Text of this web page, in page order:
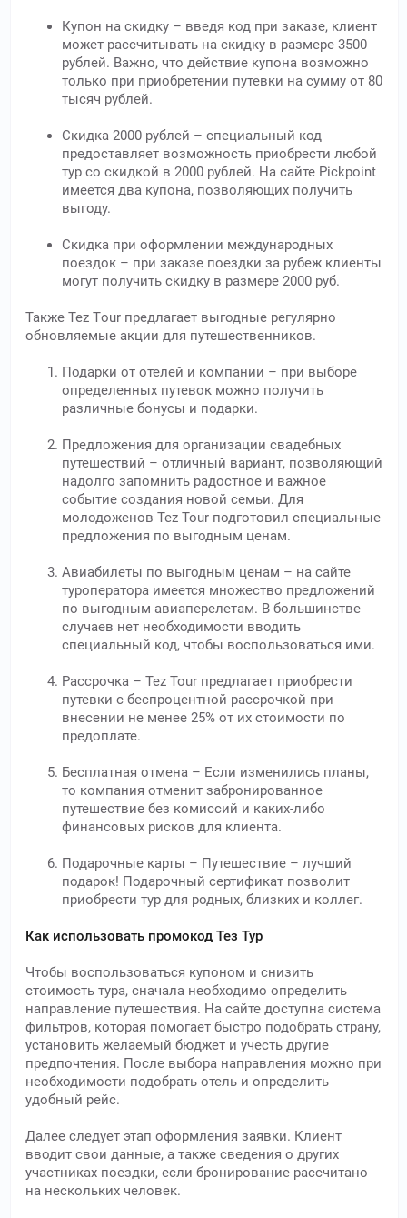
Купон на скидку – введя код при заказе, клиент
может рассчитывать на скидку в размере 3500
рублей. Важно, что действие купона возможно
только при приобретении путевки на сумму от 80
тысяч рублей.
Скидка 2000 рублей – специальный код
предоставляет возможность приобрести любой
тур со скидкой в 2000 рублей. На сайте Pickpoint
имеется два купона, позволяющих получить
выгоду.
Скидка при оформлении международных
поездок – при заказе поездки за рубеж клиенты
могут получить скидку в размере 2000 руб.
Также Tez Тour предлагает выгодные регулярно
обновляемые акции для путешественников.
Подарки от отелей и компании – при выборе
определенных путевок можно получить
различные бонусы и подарки.
Предложения для организации свадебных
путешествий – отличный вариант, позволяющий
надолго запомнить радостное и важное
событие создания новой семьи. Для
молодоженов Tez Tour подготовил специальные
предложения по выгодным ценам.
Авиабилеты по выгодным ценам – на сайте
туроператора имеется множество предложений
по выгодным авиаперелетам. В большинстве
случаев нет необходимости вводить
специальный код, чтобы воспользоваться ими.
Рассрочка – Tez Tour предлагает приобрести
путевки с беспроцентной рассрочкой при
внесении не менее 25% от их стоимости по
предоплате.
Бесплатная отмена – Если изменились планы,
то компания отменит забронированное
путешествие без комиссий и каких-либо
финансовых рисков для клиента.
Подарочные карты – Путешествие – лучший
подарок! Подарочный сертификат позволит
приобрести тур для родных, близких и коллег.
Как использовать промокод Тез Тур
Чтобы воспользоваться купоном и снизить
стоимость тура, сначала необходимо определить
направление путешествия. На сайте доступна система
фильтров, которая помогает быстро подобрать страну,
установить желаемый бюджет и учесть другие
предпочтения. После выбора направления можно при
необходимости подобрать отель и определить
удобный рейс.
Далее следует этап оформления заявки. Клиент
вводит свои данные, а также сведения о других
участниках поездки, если бронирование рассчитано
на нескольких человек.